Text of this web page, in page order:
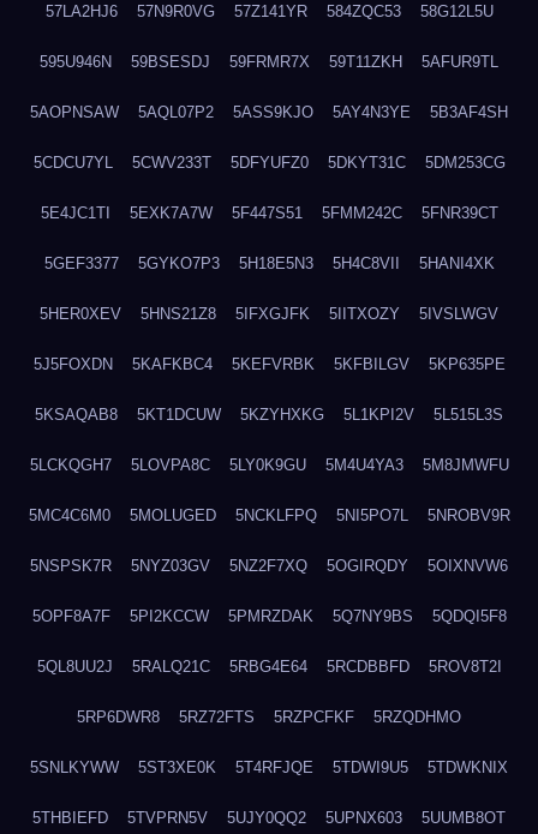
57LA2HJ6 57N9R0VG 57Z141YR 584ZQC53 58G12L5U
595U946N 59BSESDJ 59FRMR7X 59T11ZKH 5AFUR9TL
5AOPNSAW 5AQL07P2 5ASS9KJO 5AY4N3YE 5B3AF4SH
5CDCU7YL 5CWV233T 5DFYUFZ0 5DKYT31C 5DM253CG
5E4JC1TI 5EXK7A7W 5F447S51 5FMM242C 5FNR39CT
5GEF3377 5GYKO7P3 5H18E5N3 5H4C8VII 5HANI4XK
5HER0XEV 5HNS21Z8 5IFXGJFK 5IITXOZY 5IVSLWGV
5J5FOXDN 5KAFKBC4 5KEFVRBK 5KFBILGV 5KP635PE
5KSAQAB8 5KT1DCUW 5KZYHXKG 5L1KPI2V 5L515L3S
5LCKQGH7 5LOVPA8C 5LY0K9GU 5M4U4YA3 5M8JMWFU
5MC4C6M0 5MOLUGED 5NCKLFPQ 5NI5PO7L 5NROBV9R
5NSPSK7R 5NYZ03GV 5NZ2F7XQ 5OGIRQDY 5OIXNVW6
5OPF8A7F 5PI2KCCW 5PMRZDAK 5Q7NY9BS 5QDQI5F8
5QL8UU2J 5RALQ21C 5RBG4E64 5RCDBBFD 5ROV8T2I
5RP6DWR8 5RZ72FTS 5RZPCFKF 5RZQDHMO
5SNLKYWW 5ST3XE0K 5T4RFJQE 5TDWI9U5 5TDWKNIX
5THBIEFD 5TVPRN5V 5UJY0QQ2 5UPNX603 5UUMB8OT